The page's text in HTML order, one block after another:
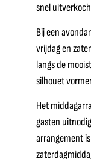
snel
Bij een
vrijdag en
langs de
silhouet
Het
gasten
arrangement